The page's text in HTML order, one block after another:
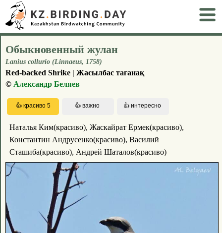
Обыкновенный жулан
Lanius collurio (Linnaeus, 1758)
Red-backed Shrike | Жасылбас тағанақ
© Александр Беляев
Наталья Ким(красиво), Жаскайрат Ермек(красиво),
Константин Андрусенко(красиво), Василий
Сташиба(красиво), Андрей Шаталов(красиво)